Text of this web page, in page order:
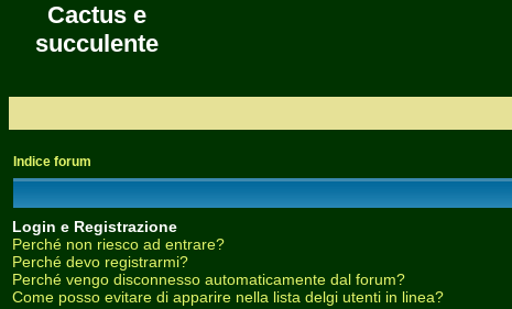
Cactus e
succulente
Indice forum
Login e Registrazione
Perché non riesco ad entrare?
Perché devo registrarmi?
Perché vengo disconnesso automaticamente dal forum?
Come posso evitare di apparire nella lista delgi utenti in linea?